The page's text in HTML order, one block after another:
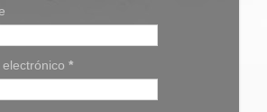
*